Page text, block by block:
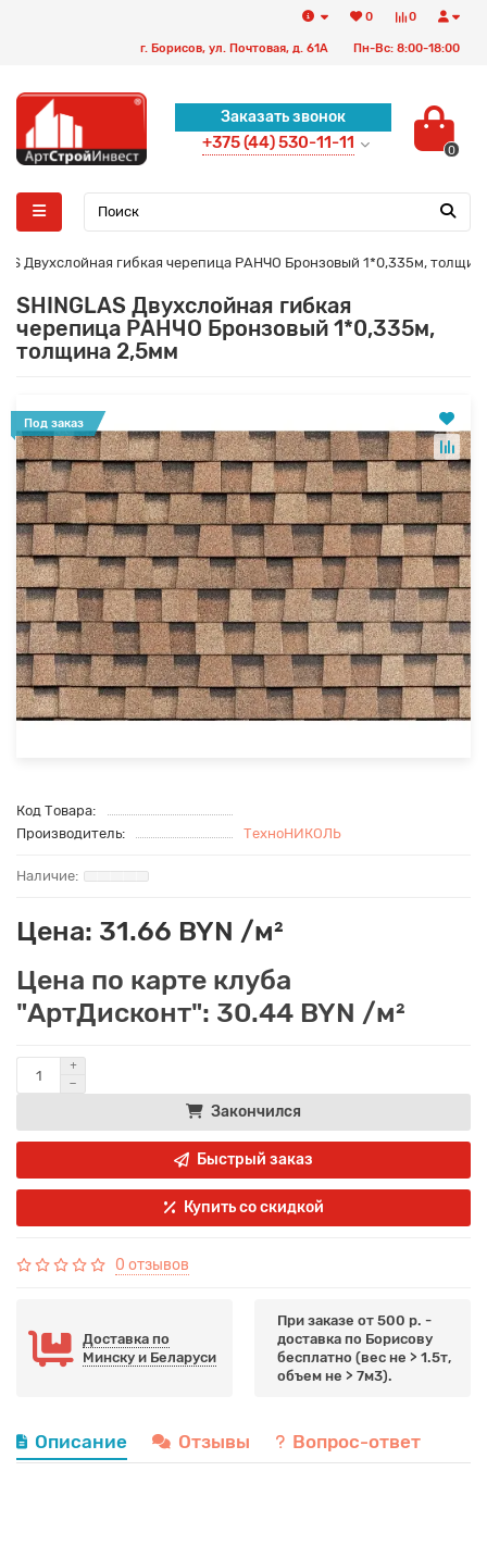
0
0
г. Борисов, ул. Почтовая, д. 61А Пн-Вс: 8:00-18:00
Заказать звонок
+375 (44) 530-11-11 0
Двухслойная гибкая черепица РАНЧО Бронзовый 1*0,335м,
SHINGLAS Двухслойная гибкая
черепица РАНЧО Бронзовый 1*0,335м,
толщина 2,5мм
Под заказ
Код Товара:
Производитель:
ТехноНИКОЛЬ
Цена: 31.66 BYN /м²
Цена по карте клуба
"АртДисконт": 30.44 BYN /м²
Закончился
Быстрый заказ
Купить со скидкой
0 отзывов
Доставка по
Минску и Беларуси
При заказе от 500 р. -
доставка по Борисову
бесплатно (вес не > 1.5т,
объем не > 7м3).
Описание Отзывы Вопрос-ответ